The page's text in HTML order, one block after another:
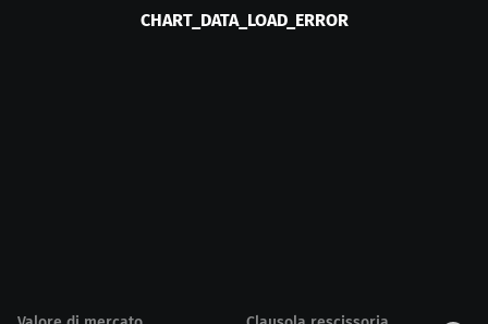
CHART_DATA_LOAD_ERROR